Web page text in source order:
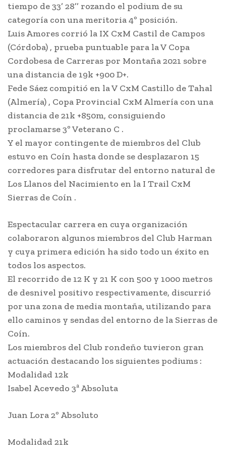
tiempo de 33’ 28’’ rozando el podium de su
categoría con una meritoria 4º posición.
Luis Amores corrió la IX CxM Castil de Campos
(Córdoba) , prueba puntuable para la V Copa
Cordobesa de Carreras por Montaña 2021 sobre
una distancia de 19k +900 D+.
Fede Sáez compitió en la V CxM Castillo de Tahal
(Almería) , Copa Provincial CxM Almería con una
distancia de 21k +850m, consiguiendo
proclamarse 3º Veterano C .
Y el mayor contingente de miembros del Club
estuvo en Coín hasta donde se desplazaron 15
corredores para disfrutar del entorno natural de
Los Llanos del Nacimiento en la I Trail CxM
Sierras de Coín .
Espectacular carrera en cuya organización
colaboraron algunos miembros del Club Harman
y cuya primera edición ha sido todo un éxito en
todos los aspectos.
El recorrido de 12 K y 21 K con 500 y 1000 metros
de desnivel positivo respectivamente, discurrió
por una zona de media montaña, utilizando para
ello caminos y sendas del entorno de la Sierras de
Coín.
Los miembros del Club rondeño tuvieron gran
actuación destacando los siguientes podiums :
Modalidad 12k
Isabel Acevedo 3ª Absoluta
Juan Lora 2º Absoluto
Modalidad 21k